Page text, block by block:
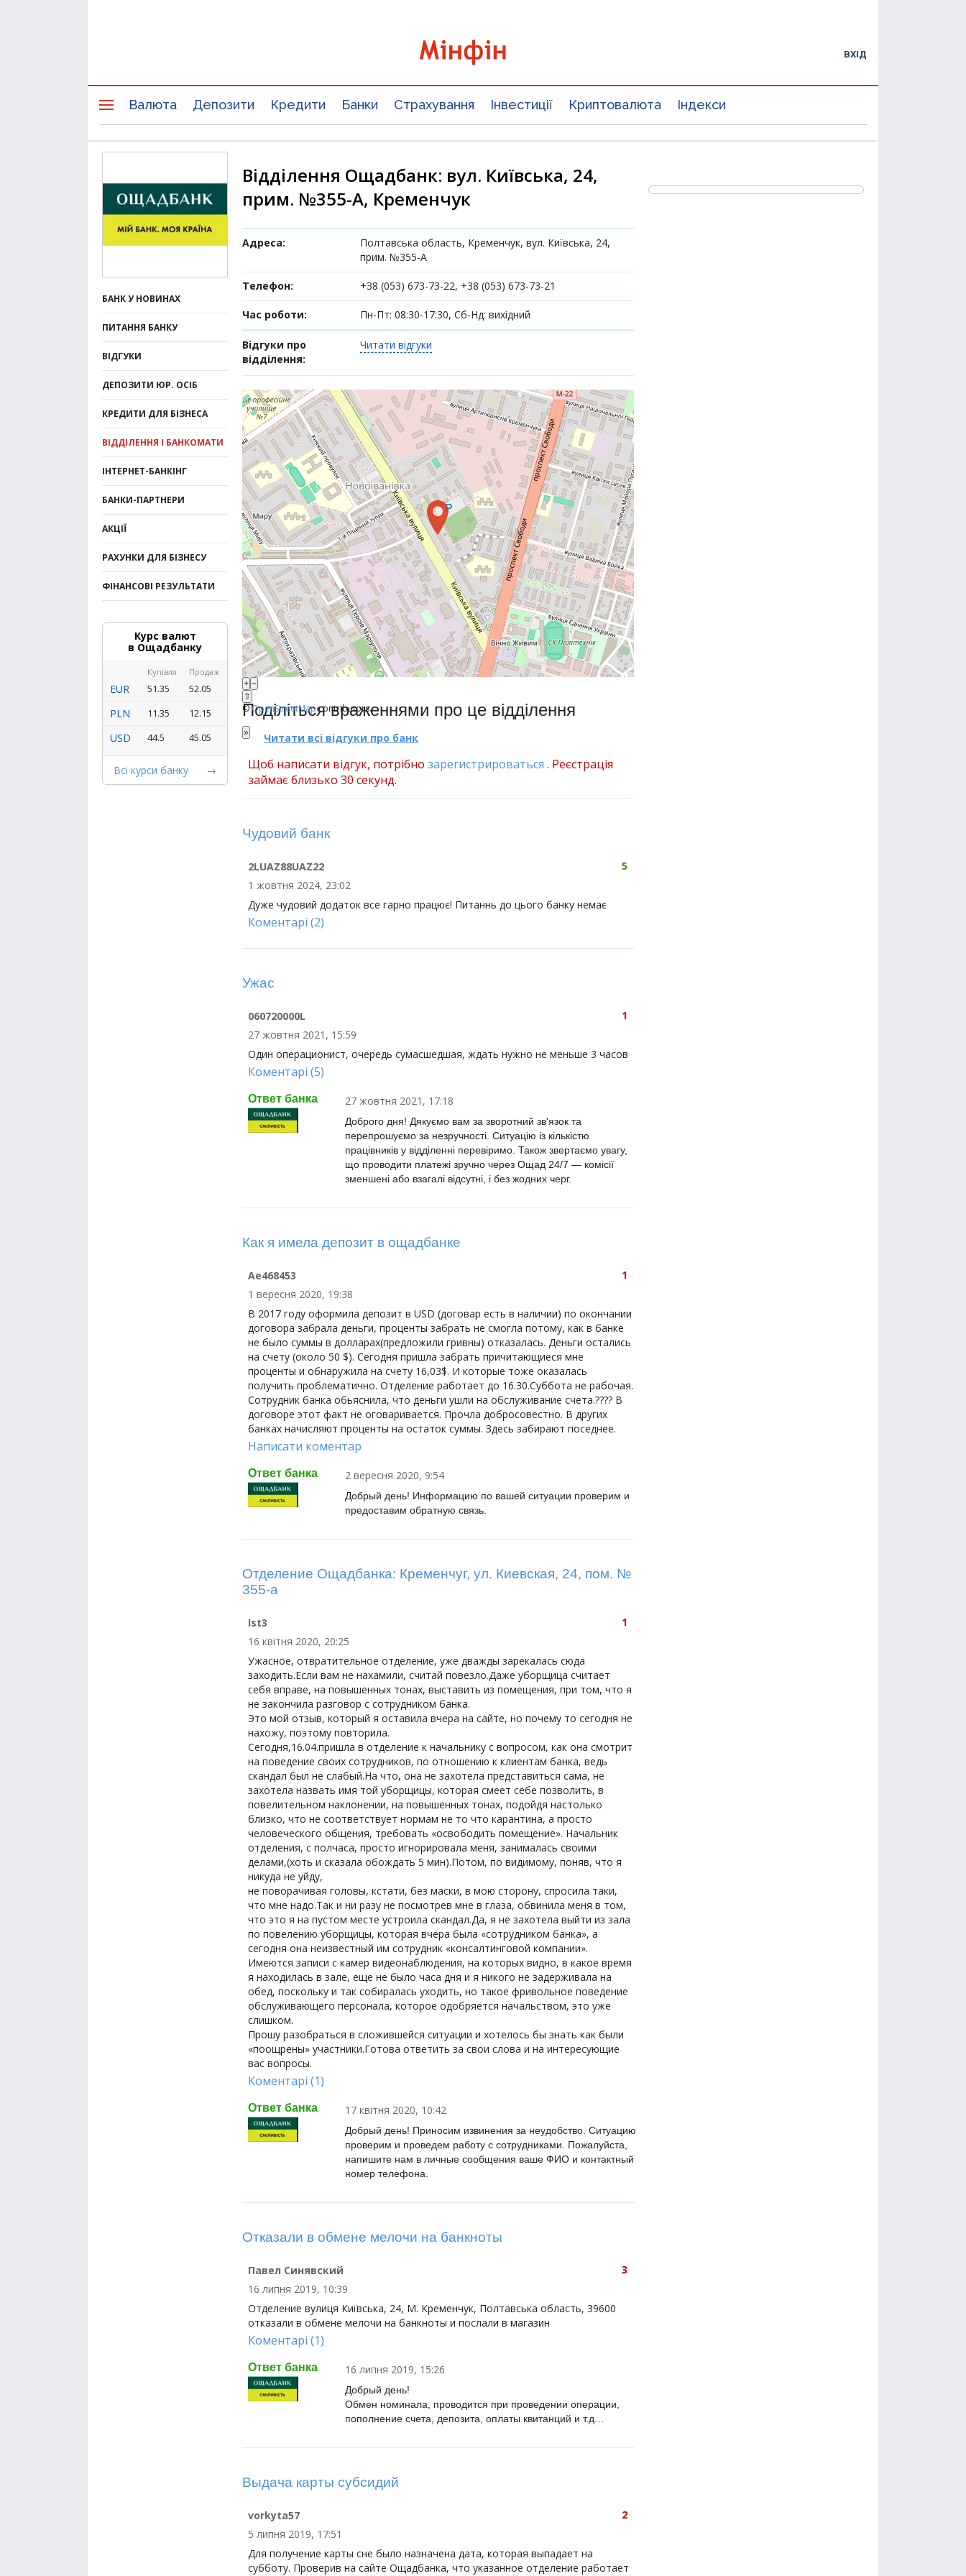
ВХІД
Валюта Депозити Кредити Банки Страхування Інвестиції Криптовалюта Індекси
БАНК У НОВИНАХ
ПИТАННЯ БАНКУ
ВІДГУКИ
ДЕПОЗИТИ ЮР. ОСІБ
КРЕДИТИ ДЛЯ БІЗНЕСА
ВІДДІЛЕННЯ І БАНКОМАТИ
ІНТЕРНЕТ-БАНКІНГ
БАНКИ-ПАРТНЕРИ
АКЦІЇ
РАХУНКИ ДЛЯ БІЗНЕСУ
ФІНАНСОВІ РЕЗУЛЬТАТИ
Курс валют
в Ощадбанку
Купівля Продаж
EUR 51.35 52.05
PLN 11.35 12.15
USD 44.5 45.05
Всі курси банку
Відділення Ощадбанк: вул. Київська, 24,
прим. №355-А, Кременчук
Адреса:
Полтавська область, Кременчук, вул. Київська, 24,
прим. №355-А
Телефон: +38 (053) 673-73-22, +38 (053) 673-73-21
Час роботи: Пн-Пт: 08:30-17:30, Сб-Нд: вихідний
Відгуки про
відділення:
Читати відгуки
+ −
⇧
©OpenStreetMapcontributors.
»
Поділіться враженнями про це відділення
Читати всі відгуки про банк
Щоб написати відгук, потрібно зарегистрироваться . Реєстрація
займає близько 30 секунд.
Чудовий банк
5
2LUAZ88UAZ22
1 жовтня 2024, 23:02
Дуже чудовий додаток все гарно працює! Питаннь до цього банку немає
Коментарі (2)
Ужас
1
060720000L
27 жовтня 2021, 15:59
Один операционист, очередь сумасшедшая, ждать нужно не меньше 3 часов
Коментарі (5)
Ответ банка 27 жовтня 2021, 17:18
Доброго дня! Дякуємо вам за зворотний зв'язок та
перепрошуємо за незручності. Ситуацію із кількістю
працівників у відділенні перевіримо. Також звертаємо увагу,
що проводити платежі зручно через Ощад 24/7 — комісії
зменшені або взагалі відсутні, і без жодних черг.
Как я имела депозит в ощадбанке
1
Ae468453
1 вересня 2020, 19:38
В 2017 году оформила депозит в USD (договар есть в наличии) по окончании
договора забрала деньги, проценты забрать не смогла потому, как в банке
не было суммы в долларах(предложили гривны) отказалась. Деньги остались
на счету (около 50 $). Сегодня пришла забрать причитающиеся мне
проценты и обнаружила на счету 16,03$. И которые тоже оказалась
получить проблематично. Отделение работает до 16.30.Суббота не рабочая.
Сотрудник банка обьяснила, что деньги ушли на обслуживание счета.???? В
договоре этот факт не оговаривается. Прочла добросовестно. В других
банках начисляют проценты на остаток суммы. Здесь забирают поседнее.
Написати коментар
Ответ банка 2 вересня 2020, 9:54
Добрый день! Информацию по вашей ситуации проверим и
предоставим обратную связь.
Отделение Ощадбанка: Кременчуг, ул. Киевская, 24, пом. №
355-а
1
Ist3
16 квітня 2020, 20:25
Ужасное, отвратительное отделение, уже дважды зарекалась сюда
заходить.Если вам не нахамили, считай повезло.Даже уборщица считает
себя вправе, на повышенных тонах, выставить из помещения, при том, что я
не закончила разговор с сотрудником банка.
Это мой отзыв, который я оставила вчера на сайте, но почему то сегодня не
нахожу, поэтому повторила.
Сегодня,16.04.пришла в отделение к начальнику с вопросом, как она смотрит
на поведение своих сотрудников, по отношению к клиентам банка, ведь
скандал был не слабый.На что, она не захотела представиться сама, не
захотела назвать имя той уборщицы, которая смеет себе позволить, в
повелительном наклонении, на повышенных тонах, подойдя настолько
близко, что не соответствует нормам не то что карантина, а просто
человеческого общения, требовать «освободить помещение». Начальник
отделения, с полчаса, просто игнорировала меня, занималась своими
делами,(хоть и сказала обождать 5 мин).Потом, по видимому, поняв, что я
никуда не уйду,
не поворачивая головы, кстати, без маски, в мою сторону, спросила таки,
что мне надо.Так и ни разу не посмотрев мне в глаза, обвинила меня в том,
что это я на пустом месте устроила скандал.Да, я не захотела выйти из зала
по повелению уборщицы, которая вчера была «сотрудником банка», а
сегодня она неизвестный им сотрудник «консалтинговой компании».
Имеются записи с камер видеонаблюдения, на которых видно, в какое время
я находилась в зале, еще не было часа дня и я никого не задерживала на
обед, поскольку и так собиралась уходить, но такое фривольное поведение
обслуживающего персонала, которое одобряется начальством, это уже
слишком.
Прошу разобраться в сложившейся ситуации и хотелось бы знать как были
«поощрены» участники.Готова ответить за свои слова и на интересующие
вас вопросы.
Коментарі (1)
Ответ банка 17 квітня 2020, 10:42
Добрый день! Приносим извинения за неудобство. Ситуацию
проверим и проведем работу с сотрудниками. Пожалуйста,
напишите нам в личные сообщения ваше ФИО и контактный
номер телефона.
Отказали в обмене мелочи на банкноты
3
Павел Синявский
16 липня 2019, 10:39
Отделение вулиця Київська, 24, М. Кременчук, Полтавська область, 39600
отказали в обмене мелочи на банкноты и послали в магазин
Коментарі (1)
Ответ банка 16 липня 2019, 15:26
Добрый день!
Обмен номинала, проводится при проведении операции,
пополнение счета, депозита, оплаты квитанций и т.д…
Выдача карты субсидий
2
vorkyta57
5 липня 2019, 17:51
Для получение карты сне было назначена дата, которая выпадает на
субботу. Проверив на сайте Ощадбанка, что указанное отделение работает